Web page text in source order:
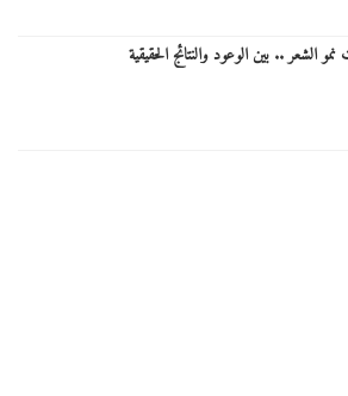
الشعر .. بين الوعود والنتائج الحقيقية